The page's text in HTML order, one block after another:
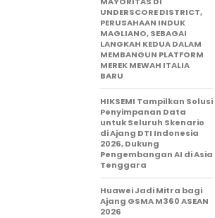
UNDERSCORE DISTRICT,
PERUSAHAAN INDUK
MAGLIANO, SEBAGAI
LANGKAH KEDUA DALAM
MEMBANGUN PLATFORM
MEREK MEWAH ITALIA
BARU
HIKSEMI Tampilkan Solusi
Penyimpanan Data
untuk Seluruh Skenario
di Ajang DTI Indonesia
2026, Dukung
Pengembangan AI di Asia
Tenggara
Huawei Jadi Mitra bagi
Ajang GSMA M360 ASEAN
2026